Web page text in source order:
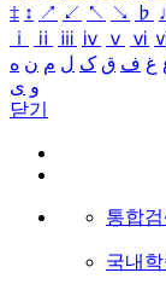
‡ ↕ ↗ ↙ ↖ ↘ ♭
ⅰ
ⅱ ⅲ ⅳ ⅴ ⅵ
غ ف ق ک ل م ن ه
و ی
닫기
통합검
국내